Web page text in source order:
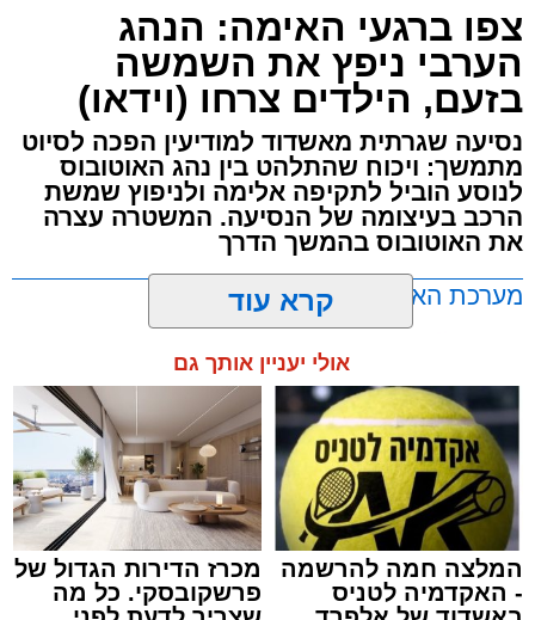
צפו ברגעי האימה: הנהג
הערבי ניפץ את השמשה
בזעם, הילדים צרחו (וידאו)
נסיעה שגרתית מאשדוד למודיעין הפכה לסיוט
מתמשך: ויכוח שהתלהט בין נהג האוטובוס
לנוסע הוביל לתקיפה אלימה ולניפוץ שמשת
הרכב בעיצומה של הנסיעה. המשטרה עצרה
את האוטובוס בהמשך הדרך
מערכת האתר / 11:35 07.08.26
תגים:אוטובוס, אשדוד , ערבי
קרא עוד
אולי יעניין אותך גם
המלצה חמה להרשמה
- האקדמיה לטניס
מכרז הדירות הגדול של
פרשקובסקי. כל מה